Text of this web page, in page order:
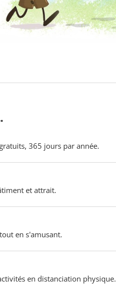
365 jours par année.
et attrait.
en s'amusant.
en distanciation physique.